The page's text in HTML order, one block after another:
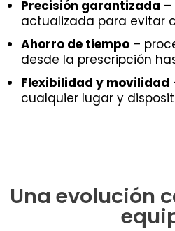
Precisión garantizada
actualizada para evitar
Ahorro de tiempo –
desde la prescripción
Flexibilidad y movilidad
cualquier lugar y
Una evolución